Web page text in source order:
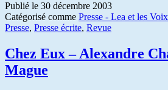
Publié le 30 décembre 2003
Catégorisé comme Presse - Lea et les Voix
Presse, Presse écrite, Revue
Chez Eux – Alexandre
Mague